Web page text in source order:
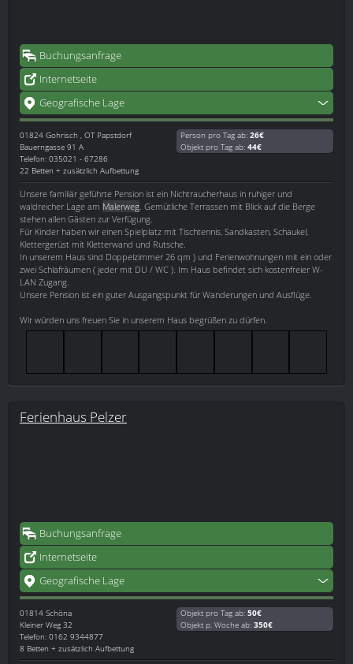
Buchungsanfrage
Internetseite
Geografische Lage
01824 Gohrisch , OT Papstdorf
Bauerngasse 91 A
Telefon: 035021 - 67286
22 Betten + zusätzlich Aufbettung
Person pro Tag ab: 26€
Objekt pro Tag ab: 44€
Unsere familiär geführte Pension ist ein Nichtraucherhaus in ruhiger und
waldreicher Lage am Malerweg . Gemütliche Terrassen mit Blick auf die Berge
stehen allen Gästen zur Verfügung.
Für Kinder haben wir einen Spielplatz mit Tischtennis, Sandkasten, Schaukel,
Klettergerüst mit Kletterwand und Rutsche.
In unserem Haus sind Doppelzimmer 26 qm ) und Ferienwohnungen mit ein oder
zwei Schlafräumen ( jeder mit DU / WC ). Im Haus befindet sich kostenfreier W-
LAN Zugang.
Unsere Pension ist ein guter Ausgangspunkt für Wanderungen und Ausflüge.
Wir würden uns freuen Sie in unserem Haus begrüßen zu dürfen.
Ferienhaus Pelzer
Buchungsanfrage
Internetseite
Geografische Lage
01814 Schöna
Kleiner Weg 32
Telefon: 0162 9344877
8 Betten + zusätzlich Aufbettung
Objekt pro Tag ab: 50€
Objekt p. Woche ab: 350€